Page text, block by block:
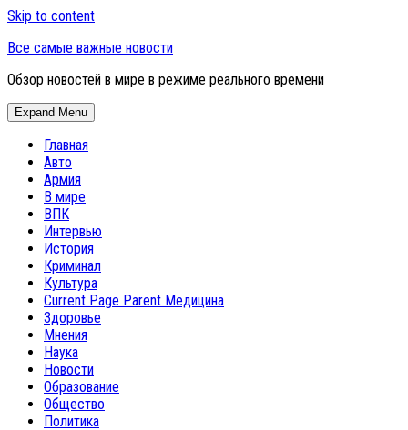
Skip to content
Все самые важные новости
Обзор новостей в мире в режиме реального времени
Expand Menu
Главная
Авто
Армия
В мире
ВПК
Интервью
История
Криминал
Культура
Current Page Parent Медицина
Здоровье
Мнения
Наука
Новости
Образование
Общество
Политика